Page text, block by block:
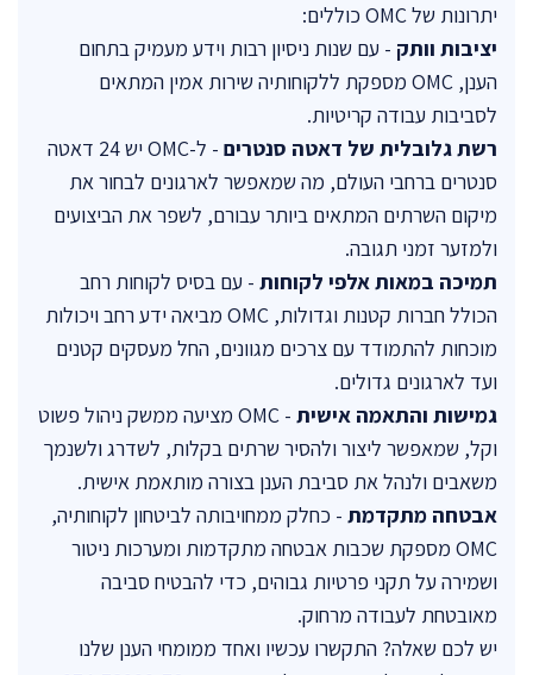
יתרונות של OMC כוללים:
יציבות וותק - עם שנות ניסיון רבות וידע מעמיק בתחום
הענן, OMC מספקת ללקוחותיה שירות אמין המתאים
לסביבות עבודה קריטיות.
רשת גלובלית של דאטה סנטרים
- ל-OMC יש 24 דאטה
סנטרים ברחבי העולם, מה שמאפשר לארגונים לבחור את
מיקום השרתים המתאים ביותר עבורם, לשפר את הביצועים
ולמזער זמני תגובה.
תמיכה במאות אלפי לקוחות - עם בסיס לקוחות רחב
הכולל חברות קטנות וגדולות, OMC מביאה ידע רחב ויכולות
מוכחות להתמודד עם צרכים מגוונים, החל מעסקים קטנים
ועד לארגונים גדולים.
גמישות והתאמה אישית
- OMC מציעה ממשק ניהול פשוט
וקל, שמאפשר ליצור ולהסיר שרתים בקלות, לשדרג ולשנמך
משאבים ולנהל את סביבת הענן בצורה מותאמת אישית.
אבטחה מתקדמת - כחלק ממחויבותה לביטחון לקוחותיה,
OMC מספקת שכבות אבטחה מתקדמות ומערכות ניטור
ושמירה על תקני פרטיות גבוהים, כדי להבטיח סביבה
מאובטחת לעבודה מרחוק.
יש לכם שאלה? התקשרו עכשיו ואחד ממומחי הענן שלנו